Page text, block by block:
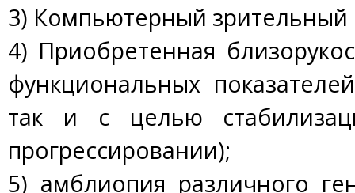
3) Компьютерный зрительный
4) Приобретенная
функциональных
так и с целью
прогрессировании);
5) амблиопия различного